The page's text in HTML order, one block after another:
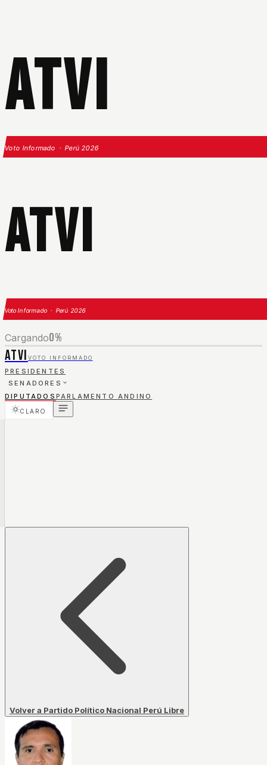
ATVI
Voto Informado · Perú 2026
ATVI
Voto Informado · Perú 2026
Cargando0%
ATVI VOTO INFORMADO
PRESIDENTES
SENADORES
DIPUTADOS PARLAMENTO ANDINO
CLARO
Volver a Partido Político Nacional Perú Libre